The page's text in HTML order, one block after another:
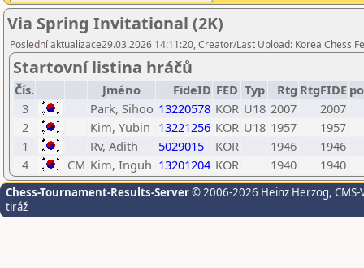
Via Spring Invitational (2K)
Poslední aktualizace29.03.2026 14:11:20, Creator/Last Upload: Korea Chess
Startovní listina hráčů
Čís. Jméno FideID FED Typ Rtg RtgFIDE
3
Park, Sihoo 13220578 KOR U18 2007
2007
2
Kim, Yubin 13221256 KOR U18 1957
1957
1
Rv, Adith 5029015 KOR 1946
1946
4
CM Kim, Inguh 13201204 KOR 1940 1940
Chess-Tournament-Results-Server© 2006-2026 Heinz Herzog,
tiráž